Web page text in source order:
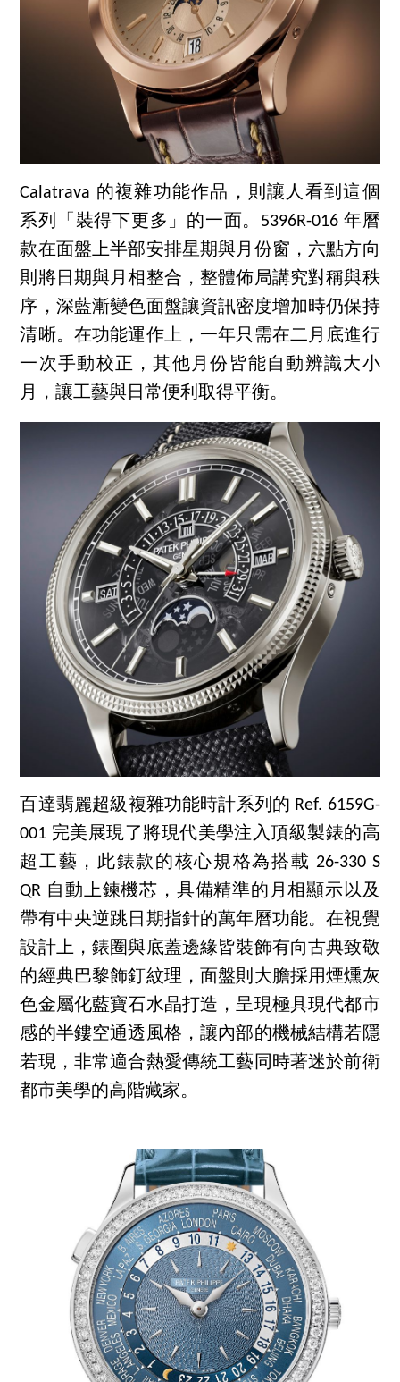
Calatrava 的複雜功能作品，則讓人看到這個
系列「裝得下更多」的一面。5396R-016 年曆
款在面盤上半部安排星期與月份窗，六點方向
則將日期與月相整合，整體佈局講究對稱與秩
序，深藍漸變色面盤讓資訊密度增加時仍保持
清晰。在功能運作上，一年只需在二月底進行
一次手動校正，其他月份皆能自動辨識大小
月，讓工藝與日常便利取得平衡。
百達翡麗超級複雜功能時計系列的 Ref. 6159G-
001 完美展現了將現代美學注入頂級製錶的高
超工藝，此錶款的核心規格為搭載 26-330 S
QR 自動上鍊機芯，具備精準的月相顯示以及
帶有中央逆跳日期指針的萬年曆功能。在視覺
設計上，錶圈與底蓋邊緣皆裝飾有向古典致敬
的經典巴黎飾釘紋理，面盤則大膽採用煙燻灰
色金屬化藍寶石水晶打造，呈現極具現代都市
感的半鏤空通透風格，讓內部的機械結構若隱
若現，非常適合熱愛傳統工藝同時著迷於前衛
都市美學的高階藏家。